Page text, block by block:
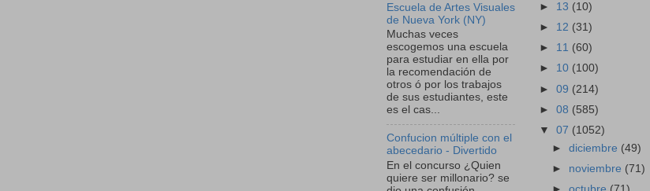
Escuela de Artes Visuales
de Nueva York (NY)
Muchas veces
escogemos una escuela
para estudiar en ella por
la recomendación de
otros ó por los trabajos
de sus estudiantes, este
es el cas...
Confucion múltiple con el
abecedario - Divertido
En el concurso ¿Quien
quiere ser millonario? se
► 13 (10)
► 12 (31)
► 11 (60)
► 10 (100)
► 09 (214)
► 08 (585)
▼ 07 (1052)
►diciembre (49)
► noviembre (71)